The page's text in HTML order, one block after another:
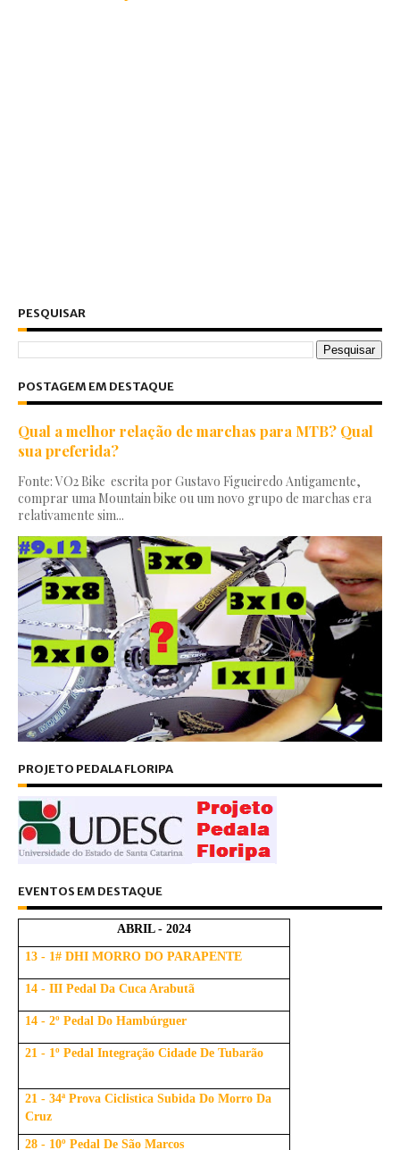
PESQUISAR
POSTAGEM EM DESTAQUE
Qual a melhor relação de marchas para MTB? Qual
sua preferida?
Fonte: VO2 Bike escrita por Gustavo Figueiredo Antigamente,
comprar uma Mountain bike ou um novo grupo de marchas era
relativamente sim...
PROJETO PEDALA FLORIPA
EVENTOS EM DESTAQUE
ABRIL - 2024
13 - 1# DHI MORRO DO PARAPENTE
14 - III Pedal Da Cuca Arabutã
14 - 2º Pedal Do Hambúrguer
21 - 1º Pedal Integração Cidade De Tubarão
21 - 34ª Prova Ciclistica Subida Do Morro Da
Cruz
28 - 10º Pedal De São Marcos